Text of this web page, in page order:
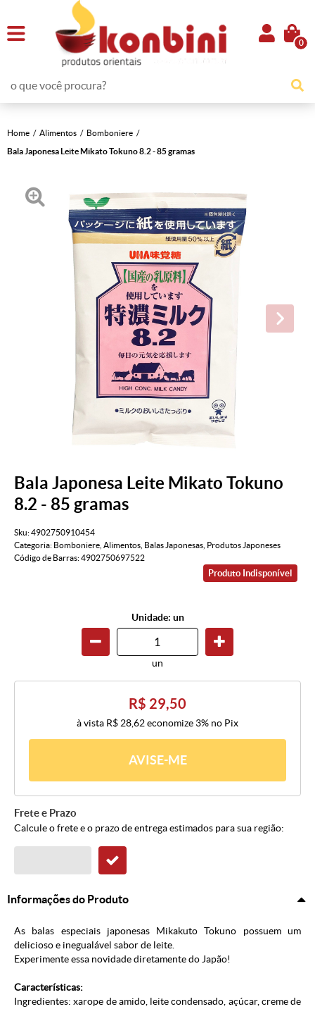
0
Home Alimentos
Bomboniere
Bala Japonesa Leite Mikato Tokuno 8.2 - 85 gramas
Bala Japonesa Leite Mikato Tokuno
8.2 - 85 gramas
Sku:4902750910454
Categoria: Bomboniere Alimentos Balas Japonesas Produtos Japoneses
Código de Barras:4902750697522
Produto Indisponível
Unidade: un
un
R$ 29,50
à vista R$ 28,62economize 3% no Pix
AVISE-ME
Frete e Prazo
Calcule o frete e o prazo de entrega estimados para sua região:
Informações do Produto
As balas especiais japonesas Mikakuto Tokuno possuem um
delicioso e inegualável sabor de leite.
Experimente essa novidade diretamente do Japão!
Características:
Ingredientes: xarope de amido, leite condensado, açúcar, creme de